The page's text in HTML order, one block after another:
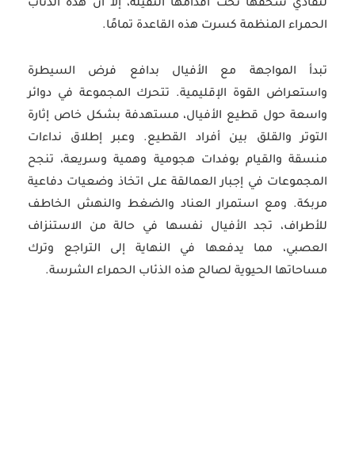
لتفادي سحقها تحت أقدامها الثقيلة، إلا أن هذه الذئاب
الحمراء المنظمة كسرت هذه القاعدة تمامًا.
تبدأ المواجهة مع الأفيال بدافع فرض السيطرة
واستعراض القوة الإقليمية. تتحرك المجموعة في دوائر
واسعة حول قطيع الأفيال، مستهدفة بشكل خاص إثارة
التوتر والقلق بين أفراد القطيع. وعبر إطلاق نداءات
منسقة والقيام بوفدات هجومية وهمية وسريعة، تنجح
المجموعات في إجبار العمالقة على اتخاذ وضعيات دفاعية
مربكة. ومع استمرار العناد والضغط والنهش الخاطف
للأطراف، تجد الأفيال نفسها في حالة من الاستنزاف
العصبي، مما يدفعها في النهاية إلى التراجع وترك
مساحاتها الحيوية لصالح هذه الذئاب الحمراء الشرسة.